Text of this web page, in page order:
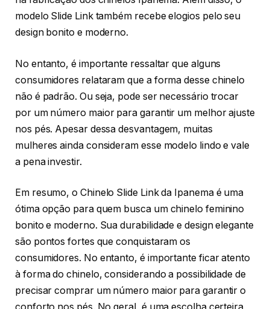
modelo Slide Link também recebe elogios pelo seu
design bonito e moderno.
No entanto, é importante ressaltar que alguns
consumidores relataram que a forma desse chinelo
não é padrão. Ou seja, pode ser necessário trocar
por um número maior para garantir um melhor ajuste
nos pés. Apesar dessa desvantagem, muitas
mulheres ainda consideram esse modelo lindo e vale
a pena investir.
Em resumo, o Chinelo Slide Link da Ipanema é uma
ótima opção para quem busca um chinelo feminino
bonito e moderno. Sua durabilidade e design elegante
são pontos fortes que conquistaram os
consumidores. No entanto, é importante ficar atento
à forma do chinelo, considerando a possibilidade de
precisar comprar um número maior para garantir o